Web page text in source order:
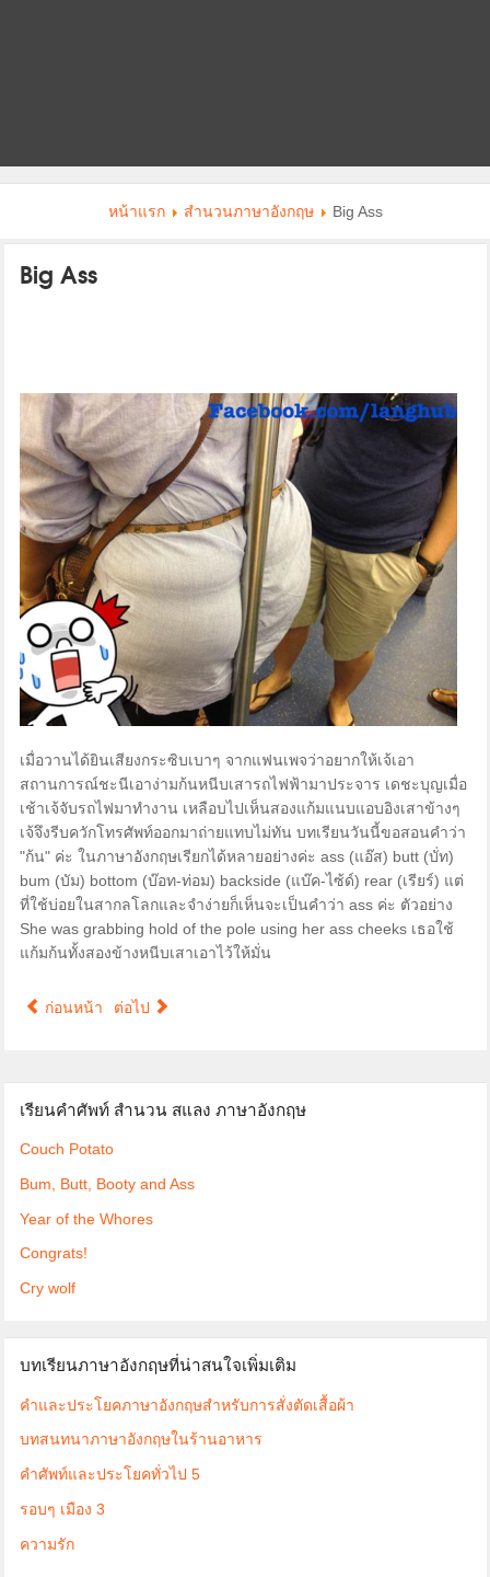
หน้าแรก สำนวนภาษาอังกฤษ Big Ass
Big Ass
เมื่อวานได้ยินเสียงกระซิบเบาๆ จากแฟนเพจว่าอยากให้เจ้เอา
สถานการณ์ชะนีเอาง่ามก้นหนีบเสารถไฟฟ้ามาประจาร เดชะบุญเมื่อ
เช้าเจ้จับรถไฟมาทำงาน เหลือบไปเห็นสองแก้มแนบแอบอิงเสาข้างๆ
เจ้จึงรีบควักโทรศัพท์ออกมาถ่ายแทบไม่ทัน บทเรียนวันนี้ขอสอนคำว่า
"ก้น" ค่ะ ในภาษาอังกฤษเรียกได้หลายอย่างค่ะ ass (แอ๊ส) butt (บั่ท)
bum (บัม) bottom (บ๊อท-ท่อม) backside (แบ๊ค-ไซ้ด์) rear (เรียร์) แต่
ที่ใช้บ่อยในสากลโลกและจำง่ายก็เห็นจะเป็นคำว่า ass ค่ะ ตัวอย่าง
She was grabbing hold of the pole using her ass cheeks เธอใช้
แก้มก้นทั้งสองข้างหนีบเสาเอาไว้ให้มั่น
ก่อนหน้า ต่อไป
เรียนคำศัพท์ สำนวน สแลง ภาษาอังกฤษ
Couch Potato
Bum, Butt, Booty and Ass
Year of the Whores
Congrats!
Cry wolf
บทเรียนภาษาอังกฤษที่น่าสนใจเพิ่มเติม
คำและประโยคภาษาอังกฤษสำหรับการสั่งตัดเสื้อผ้า
บทสนทนาภาษาอังกฤษในร้านอาหาร
คำศัพท์และประโยคทั่วไป 5
รอบๆ เมือง 3
ความรัก